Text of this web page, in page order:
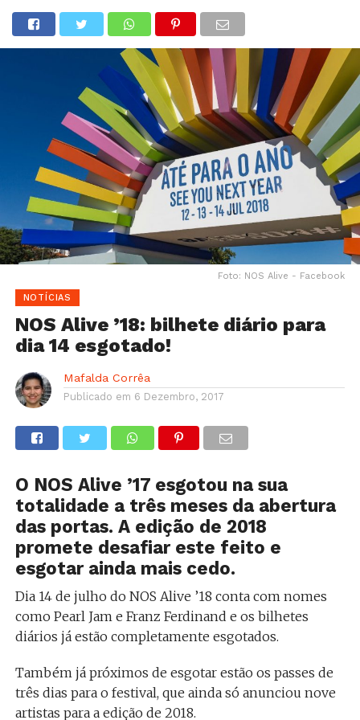
Foto: NOS Alive - Facebook
NOTÍCIAS
NOS Alive ’18: bilhete diário para
dia 14 esgotado!
Mafalda Corrêa
Publicado em 6 Dezembro, 2017
O NOS Alive ’17 esgotou na sua
totalidade a três meses da abertura
das portas. A edição de 2018
promete desafiar este feito e
esgotar ainda mais cedo.
Dia 14 de julho do NOS Alive ’18 conta com nomes
como Pearl Jam e Franz Ferdinand e os bilhetes
diários já estão completamente esgotados.
Também já próximos de esgotar estão os passes de
três dias para o festival, que ainda só anunciou nove
artistas para a edição de 2018.